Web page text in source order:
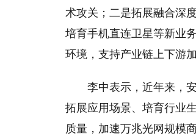
术攻关；二是拓展融合深
培育手机直连卫星等新业
环境，支持产业链上下游
李中表示，近年来，
拓展应用场景、培育行业
质量，加速万兆光网规模